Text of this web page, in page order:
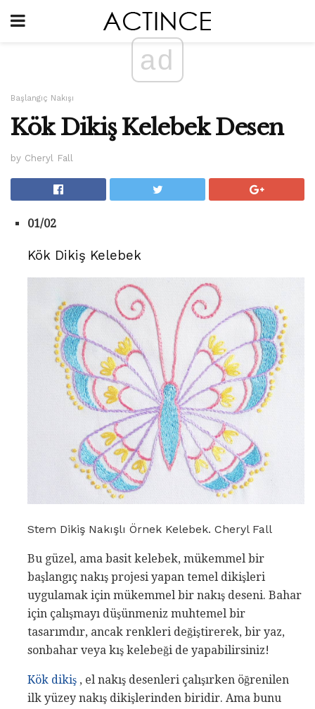
ad
Başlangıç ​​Nakışı
Kök Dikiş Kelebek Desen
by Cheryl Fall
01/02
Kök Dikiş Kelebek
Stem Dikiş Nakışlı Örnek Kelebek. Cheryl Fall
Bu güzel, ama basit kelebek, mükemmel bir
başlangıç ​​nakış projesi yapan temel dikişleri
uygulamak için mükemmel bir nakış deseni. Bahar
için çalışmayı düşünmeniz muhtemel bir
tasarımdır, ancak renkleri değiştirerek, bir yaz,
sonbahar veya kış kelebeği de yapabilirsiniz!
Kök dikiş , el nakış desenleri çalışırken öğrenilen
ilk yüzey nakış dikişlerinden biridir. Ama bunu